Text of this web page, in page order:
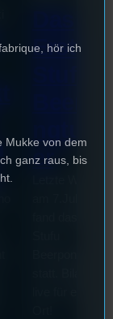
Erste
er
hör ich
Mukke von dem
ganz raus, bis